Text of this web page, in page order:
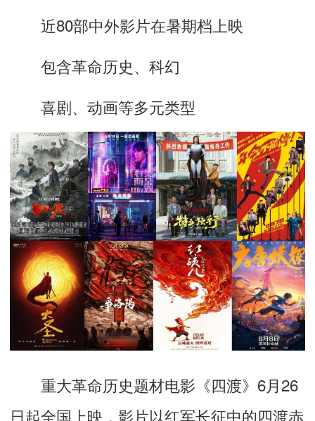
近80部中外影片在暑期档上映
包含革命历史、科幻
喜剧、动画等多元类型
重大革命历史题材电影 《四渡》 6月26
日起全国上映，影片以红军长征中的四渡赤